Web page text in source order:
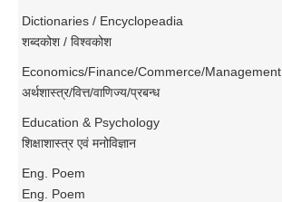
Dictionaries / Encyclopeadia
शब्दकोश / विश्वकोश
Economics/Finance/Commerce/Management
अर्थशास्त्र/वित्त/वाणिज्य/प्रबन्ध
Education & Psychology
शिक्षाशास्त्र एवं मनोविज्ञान
Eng. Poem
Eng. Poem